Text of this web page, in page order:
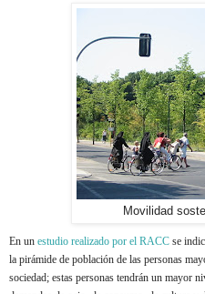
Movilidad
En un estudio realizado por el RACC se
la pirámide de población de las personas
sociedad; estas personas tendrán un mayor